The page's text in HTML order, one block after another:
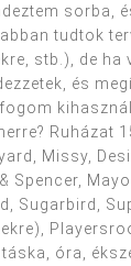
sorba,
tudtok
stb.), de
és
Ruházat
Missy,
óra,